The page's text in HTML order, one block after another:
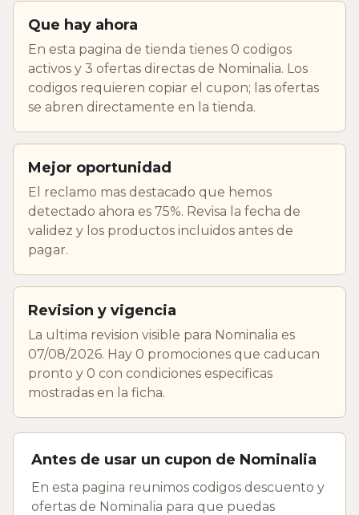
Que hay ahora
En esta pagina de tienda tienes 0 codigos
activos y 3 ofertas directas de Nominalia. Los
codigos requieren copiar el cupon; las ofertas
se abren directamente en la tienda.
Mejor oportunidad
El reclamo mas destacado que hemos
detectado ahora es 75%. Revisa la fecha de
validez y los productos incluidos antes de
pagar.
Revision y vigencia
La ultima revision visible para Nominalia es
07/08/2026. Hay 0 promociones que caducan
pronto y 0 con condiciones especificas
mostradas en la ficha.
Antes de usar un cupon de Nominalia
En esta pagina reunimos codigos descuento y
ofertas de Nominalia para que puedas